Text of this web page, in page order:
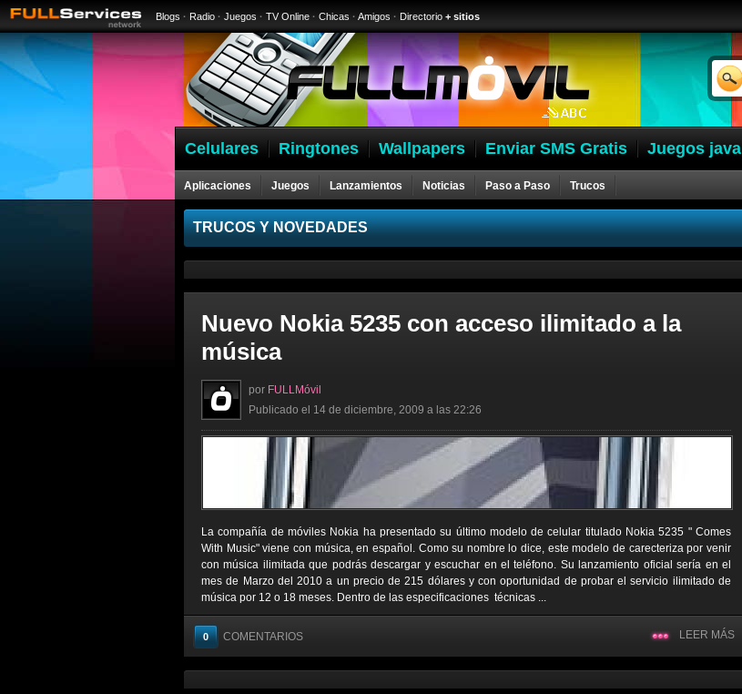
Blogs · Radio · Juegos · TV Online · Chicas · Amigos · Directorio + sitios
Celulares Ringtones Wallpapers Enviar SMS Gratis Juegos java
Aplicaciones Juegos Lanzamientos Noticias Paso a Paso Trucos
Celulares
TRUCOS Y NOVEDADES
Nuevo Nokia 5235 con acceso ilimitado a la
música
por FULLMóvil
Publicado el 14 de diciembre, 2009 a las 22:26
La compañía de móviles Nokia ha presentado su último modelo de celular titulado Nokia 5235 " Comes
With Music" viene con música, en español. Como su nombre lo dice, este modelo de carecteriza por venir
con música ilimitada que podrás descargar y escuchar en el teléfono. Su lanzamiento oficial sería en el
mes de Marzo del 2010 a un precio de 215 dólares y con oportunidad de probar el servicio ilimitado de
música por 12 o 18 meses. Dentro de las especificaciones técnicas ...
0 COMENTARIOS LEER MÁS